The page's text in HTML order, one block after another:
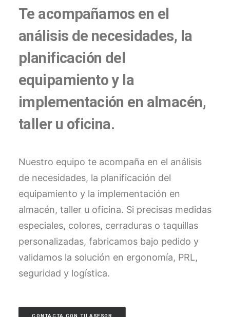
Te acompañamos en el
análisis de necesidades, la
planificación del
equipamiento y la
implementación en almacén,
taller u oficina.
Nuestro equipo te acompaña en el análisis
de necesidades, la planificación del
equipamiento y la implementación en
almacén, taller u oficina. Si precisas medidas
especiales, colores, cerraduras o taquillas
personalizadas, fabricamos bajo pedido y
validamos la solución en ergonomía, PRL,
seguridad y logística.